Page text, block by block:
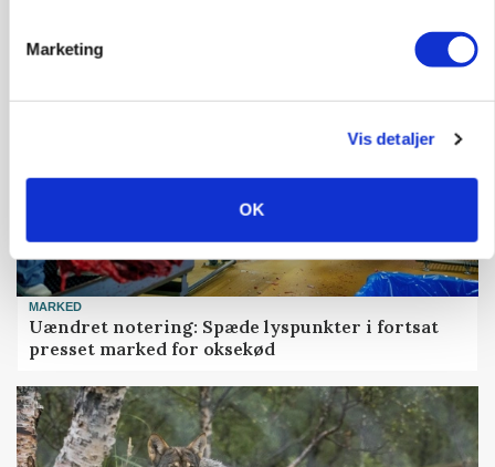
Marketing
Vis detaljer
OK
MARKED
Uændret notering: Spæde lyspunkter i fortsat
presset marked for oksekød